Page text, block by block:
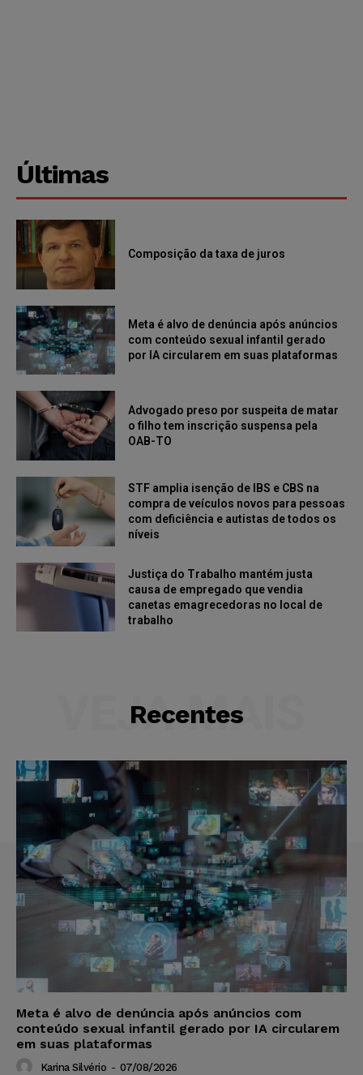
Últimas
Composição da taxa de juros
Meta é alvo de denúncia após anúncios
com conteúdo sexual infantil gerado
por IA circularem em suas plataformas
Advogado preso por suspeita de matar
o filho tem inscrição suspensa pela
OAB-TO
STF amplia isenção de IBS e CBS na
compra de veículos novos para pessoas
com deficiência e autistas de todos os
níveis
Justiça do Trabalho mantém justa
causa de empregado que vendia
canetas emagrecedoras no local de
trabalho
Recentes
VEJA MAIS
Meta é alvo de denúncia após anúncios com
conteúdo sexual infantil gerado por IA circularem
em suas plataformas
Karina Silvério - 07/08/2026